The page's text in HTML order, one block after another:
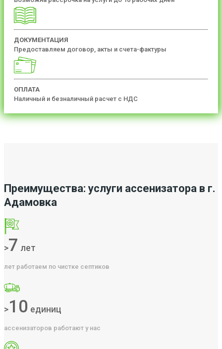
ДОКУМЕНТАЦИЯ
Предоставляем договор, акты и счета-фактуры
ОПЛАТА
Наличный и безналичный расчет с НДС
Преимущества: услуги ассенизатора в г.
Адамовка
>7 лет
лет работаем по чистке септиков
>10 единиц
ассенизаторов работают у нас